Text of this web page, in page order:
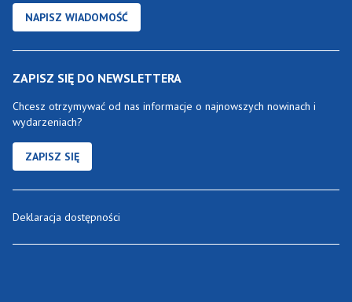
NAPISZ WIADOMOŚĆ
ZAPISZ SIĘ DO NEWSLETTERA
Chcesz otrzymywać od nas informacje o najnowszych nowinach i
wydarzeniach?
ZAPISZ SIĘ
Deklaracja dostępności